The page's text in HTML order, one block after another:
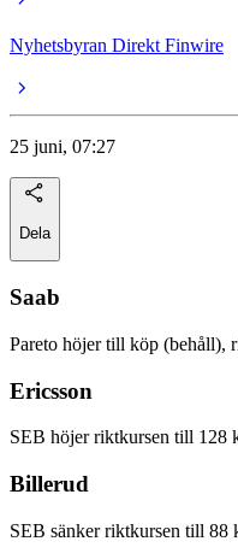
Nyhetsbyran Direkt Finwire
25 juni, 07:27
Dela
Saab
Pareto höjer till köp (behåll),
Ericsson
SEB höjer riktkursen till 128
Billerud
SEB sänker riktkursen till 88